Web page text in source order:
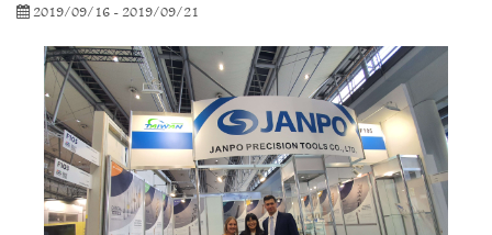
2019/09/16 - 2019/09/21